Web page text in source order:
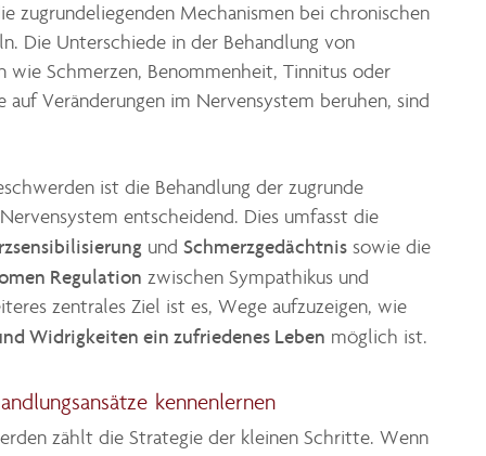
zugrundeliegenden Mechanismen bei chronischen
Die Unterschiede in der Behandlung von
wie Schmerzen, Benommenheit, Tinnitus oder
auf Veränderungen im Nervensystem beruhen, sind
ist die Behandlung der zugrunde
entscheidend. Dies umfasst die
und Schmerzgedächtnis sowie die
Regulation zwischen Sympathikus und
zentrales Ziel ist es, Wege aufzuzeigen, wie
Widrigkeiten ein zufriedenes Leben möglich ist.
kennenlernen
zählt die Strategie der kleinen Schritte. Wenn